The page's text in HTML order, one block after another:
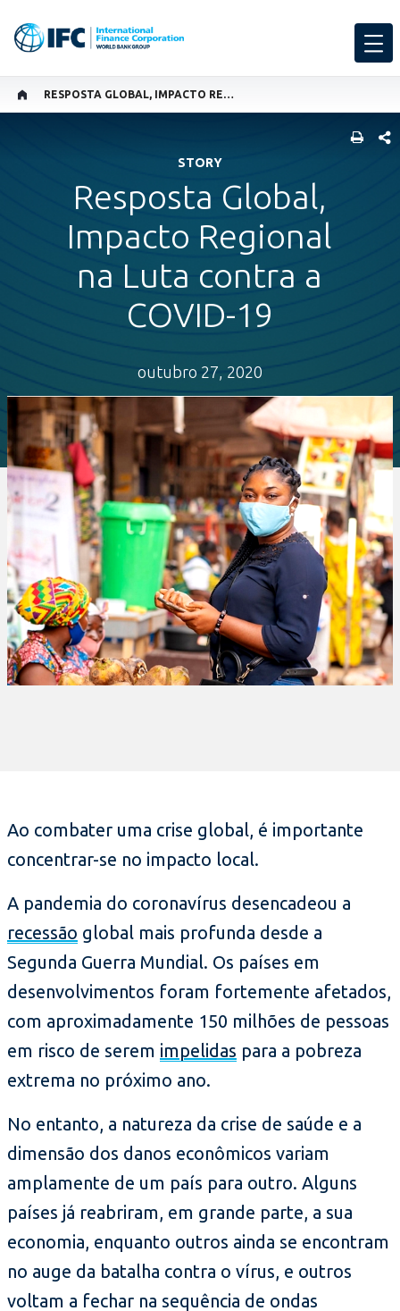
RESPOSTA GLOBAL, IMPACTO REGIONAL NA LUTA CONTRA A COVID-19
STORY
Resposta Global,
Impacto Regional
na Luta contra a
COVID-19
outubro 27, 2020
Ao combater uma crise global, é importante
concentrar-se no impacto local.
A pandemia do coronavírus desencadeou a
recessão global mais profunda desde a
Segunda Guerra Mundial. Os países em
desenvolvimentos foram fortemente afetados,
com aproximadamente 150 milhões de pessoas
em risco de serem impelidas para a pobreza
extrema no próximo ano.
No entanto, a natureza da crise de saúde e a
dimensão dos danos econômicos variam
amplamente de um país para outro. Alguns
países já reabriram, em grande parte, a sua
economia, enquanto outros ainda se encontram
no auge da batalha contra o vírus, e outros
voltam a fechar na sequência de ondas